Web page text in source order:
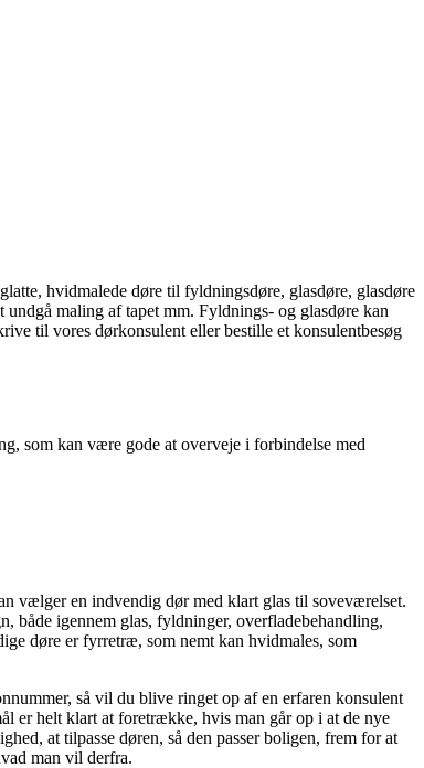
hvidmalede døre til fyldningsdøre, glasdøre, glasdøre
maling af tapet mm. Fyldnings- og glasdøre kan
til vores dørkonsulent eller bestille et konsulentbesøg
som kan være gode at overveje i forbindelse med
vælger en indvendig dør med klart glas til soveværelset.
både igennem glas, fyldninger, overfladebehandling,
døre er fyrretræ, som nemt kan hvidmales, som
så vil du blive ringet op af en erfaren konsulent
er helt klart at foretrække, hvis man går op i at de nye
at tilpasse døren, så den passer boligen, frem for at
man vil derfra.